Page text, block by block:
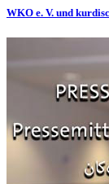
WKO e. V. und